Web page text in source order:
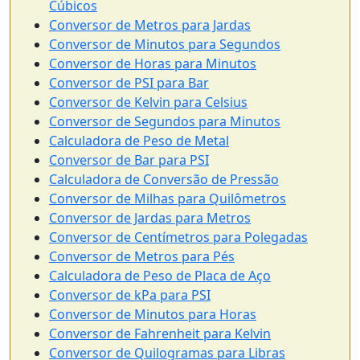
Cúbicos
Conversor de Metros para Jardas
Conversor de Minutos para Segundos
Conversor de Horas para Minutos
Conversor de PSI para Bar
Conversor de Kelvin para Celsius
Conversor de Segundos para Minutos
Calculadora de Peso de Metal
Conversor de Bar para PSI
Calculadora de Conversão de Pressão
Conversor de Milhas para Quilômetros
Conversor de Jardas para Metros
Conversor de Centímetros para Polegadas
Conversor de Metros para Pés
Calculadora de Peso de Placa de Aço
Conversor de kPa para PSI
Conversor de Minutos para Horas
Conversor de Fahrenheit para Kelvin
Conversor de Quilogramas para Libras